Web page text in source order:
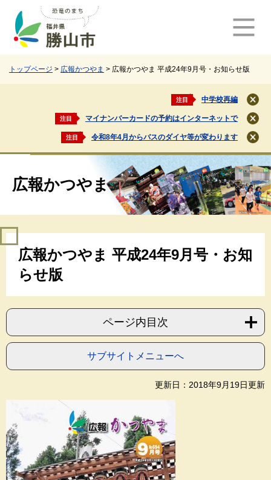
トップページ > 広報かつやま > 広報かつやま 平成24年9月号・お知らせ版
注目 中学校再編
閉
じ
る
注目 マイナンバーカードの予約はインターネットで
閉
じ
る
注目 令和8年4月からバスのダイヤ等が変わります
閉
じ
る
広報かつやま
広報かつやま 平成24年9月号・お知
らせ版
ページ内目次
サブサイトメニューへ
更新日：2018年9月19日更新